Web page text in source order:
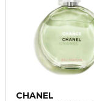
CHANEL